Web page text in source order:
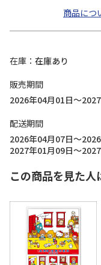
商品につ
在庫
在庫あり
販売期間
2026年04月01日～
配送期間
2026年04月07日～
2027年01月09日～
この商品を見た